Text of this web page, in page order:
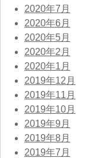
2020年7月
2020年6月
2020年5月
2020年2月
2020年1月
2019年12月
2019年11月
2019年10月
2019年9月
2019年8月
2019年7月